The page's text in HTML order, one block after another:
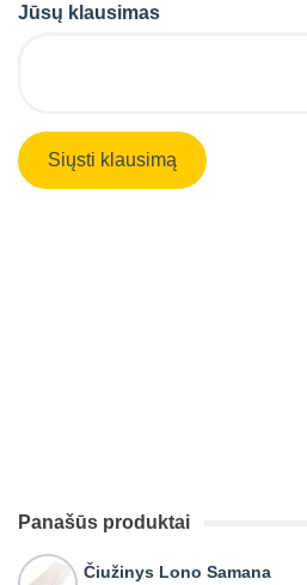
Jūsų klausimas
Panašūs produktai
Čiužinys Lono Samana